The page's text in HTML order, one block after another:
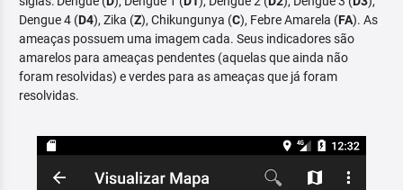
Dengue 4 (D4), Zika (Z), Chikungunya (C), Febre Amarela (FA). As
ameaças possuem uma imagem cada. Seus indicadores são
amarelos para ameaças pendentes (aquelas que ainda não
foram resolvidas) e verdes para as ameaças que já foram
resolvidas.